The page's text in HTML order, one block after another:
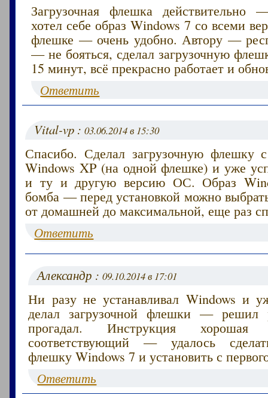
Загрузочная флешка действительно
хотел себе образ Windows 7 со всеми
флешке — очень удобно. Автору —
— не бояться, сделал загрузочную
15 минут, всё прекрасно работает и
Ответить
Vital-vp :03.06.2014 в 15:30
Спасибо. Сделал загрузочную
Windows XP (на одной флешке) и уже
и ту и другую версию ОС. Образ
бомба — перед установкой можно
от домашней до максимальной, еще раз
Ответить
Александр :09.10.2014 в 17:01
Ни разу не устанавливал Windows и
делал загрузочной флешки — решил
прогадал. Инструкция хорошая
соответствующий — удалось
флешку Windows 7 и установить с
Ответить